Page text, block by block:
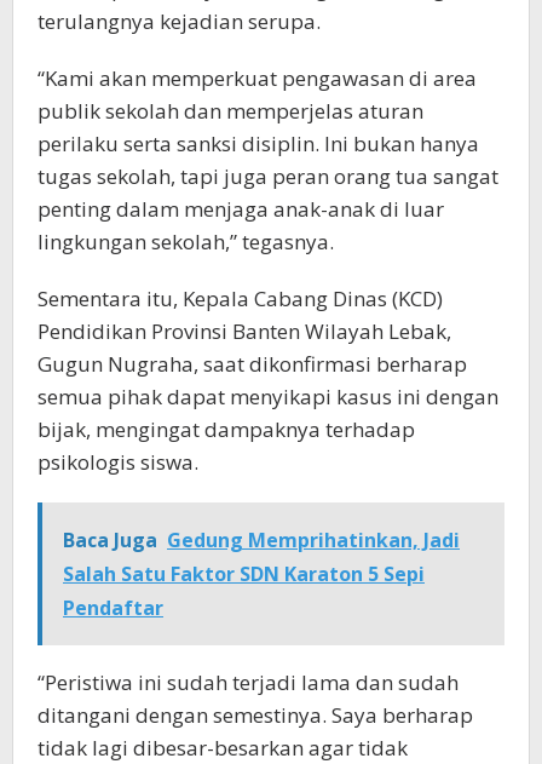
terulangnya kejadian serupa.
“Kami akan memperkuat pengawasan di area
publik sekolah dan memperjelas aturan
perilaku serta sanksi disiplin. Ini bukan hanya
tugas sekolah, tapi juga peran orang tua sangat
penting dalam menjaga anak-anak di luar
lingkungan sekolah,” tegasnya.
Sementara itu, Kepala Cabang Dinas (KCD)
Pendidikan Provinsi Banten Wilayah Lebak,
Gugun Nugraha, saat dikonfirmasi berharap
semua pihak dapat menyikapi kasus ini dengan
bijak, mengingat dampaknya terhadap
psikologis siswa.
Baca Juga Gedung Memprihatinkan, Jadi
Salah Satu Faktor SDN Karaton 5 Sepi
Pendaftar
“Peristiwa ini sudah terjadi lama dan sudah
ditangani dengan semestinya. Saya berharap
tidak lagi dibesar-besarkan agar tidak